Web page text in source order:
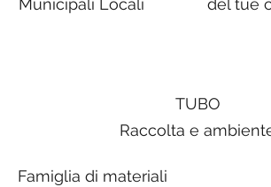
Municipali Locali
del tue
TUBO
Raccolta e
Famiglia di materiali